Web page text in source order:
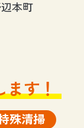
本町
ます！
殊清掃